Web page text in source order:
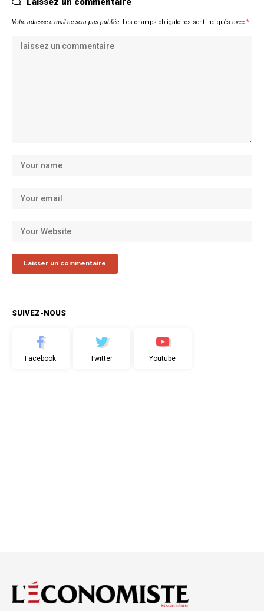
Votre adresse e-mail ne sera pas publiée. Les champs obligatoires sont indiqués avec *
SUIVEZ-NOUS
Facebook Twitter Youtube